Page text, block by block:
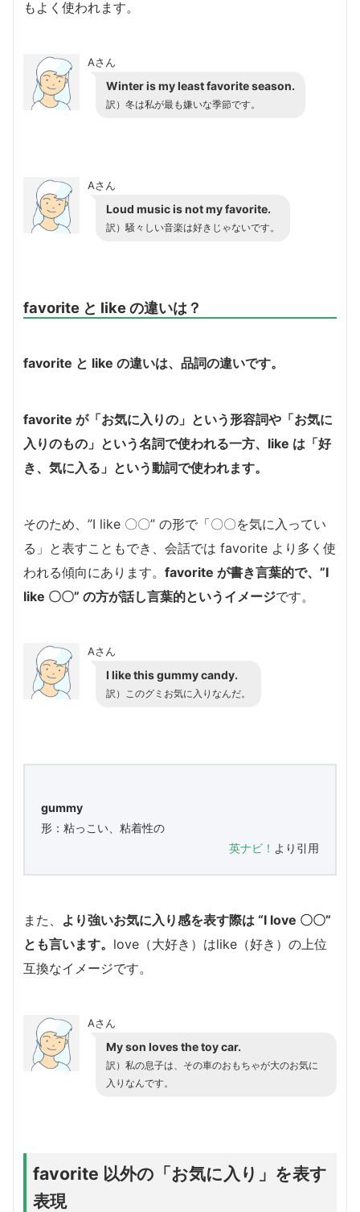
もよく使われます。
Aさん
Winter is my least favorite season.
訳）冬は私が最も嫌いな季節です。
Aさん
Loud music is not my favorite.
訳）騒々しい音楽は好きじゃないです。
favorite と like の違いは？
favorite と like の違いは、品詞の違いです。
favorite が「お気に入りの」という形容詞や「お気に
入りのもの」という名詞で使われる一方、like は「好
き、気に入る」という動詞で使われます。
そのため、”I like 〇〇” の形で「〇〇を気に入ってい
る」と表すこともでき、会話では favorite より多く使
われる傾向にあります。 favorite が書き言葉的で、”I
like 〇〇” の方が話し言葉的というイメージです。
Aさん
I like this gummy candy.
訳）このグミお気に入りなんだ。
gummy
形：粘っこい、粘着性の
英ナビ！ より引用
また、 より強いお気に入り感を表す際は “I love 〇〇”
とも言います。 love（大好き）はlike（好き）の上位
互換なイメージです。
Aさん
My son loves the toy car.
訳）私の息子は、その車のおもちゃが大のお気に
入りなんです。
favorite 以外の「お気に入り」を表す
表現